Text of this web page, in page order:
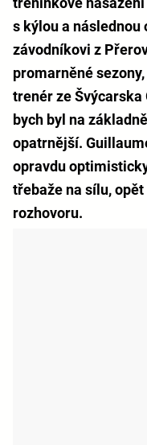
s kýlou a
závodníkovi z
promarněné
trenér ze Švýcarska
bych byl na
opatrnější.
opravdu
třebaže na sílu,
rozhovoru.